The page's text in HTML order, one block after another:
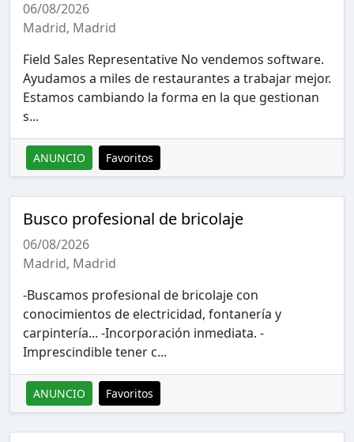
06/08/2026
Madrid, Madrid
Field Sales Representative No vendemos software.
Ayudamos a miles de restaurantes a trabajar mejor.
Estamos cambiando la forma en la que gestionan
s...
ANUNCIO Favoritos
Busco profesional de bricolaje
06/08/2026
Madrid, Madrid
-Buscamos profesional de bricolaje con
conocimientos de electricidad, fontanería y
carpintería... -Incorporación inmediata. -
Imprescindible tener c...
ANUNCIO Favoritos